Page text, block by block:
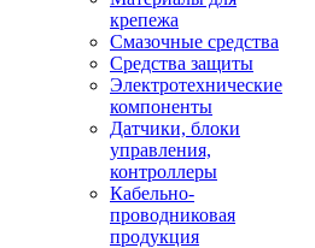
крепежа
Смазочные средства
Средства защиты
Электротехнические
компоненты
Датчики, блоки
управления,
контроллеры
Кабельно-
проводниковая
продукция